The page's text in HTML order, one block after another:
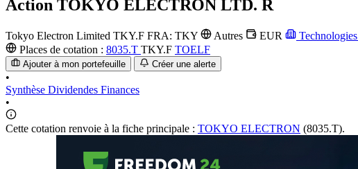
Action TOKYO ELECTRON LTD. R
Tokyo Electron Limited TKY.F FRA: TKY Autres EUR Technologies
Places de cotation : 8035.T TKY.F TOELF
Ajouter à mon portefeuille Créer une alerte
•
Synthèse Dividendes Finances
•
Cette cotation renvoie à la fiche principale : TOKYO ELECTRON (8035.T).